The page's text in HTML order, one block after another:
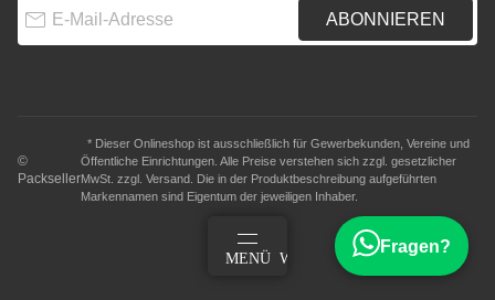
ABONNIEREN
©
Packseller
* Dieser Onlineshop ist ausschließlich für Gewerbekunden, Vereine und
Öffentliche Einrichtungen. Alle Preise verstehen sich zzgl. gesetzlicher
MwSt. zzgl. Versand . Die in der Produktbeschreibung aufgeführten
Markennamen sind Eigentum der jeweiligen Inhaber.
MENÜ WARENKORB
Fragen?